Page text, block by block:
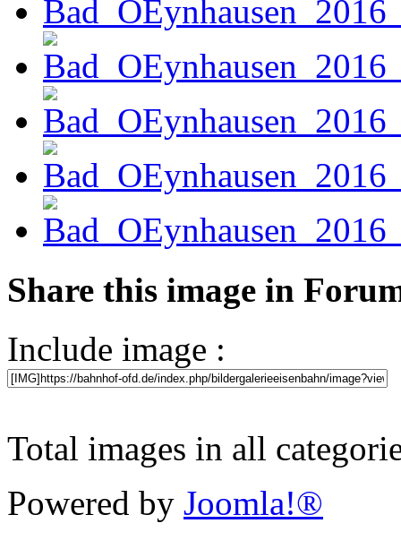
Share this image in
Include image :
Total images in all
Powered by Joomla!®